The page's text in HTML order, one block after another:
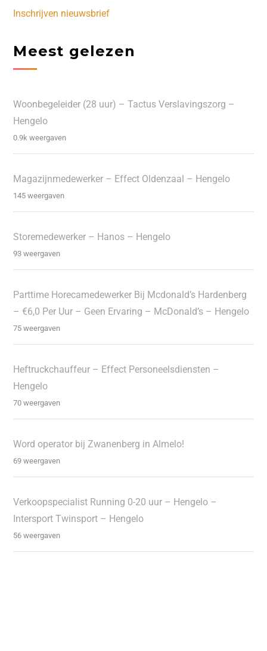
Inschrijven nieuwsbrief
Meest gelezen
Woonbegeleider (28 uur) – Tactus Verslavingszorg –
Hengelo
0.9k weergaven
Magazijnmedewerker – Effect Oldenzaal – Hengelo
145 weergaven
Storemedewerker – Hanos – Hengelo
93 weergaven
Parttime Horecamedewerker Bij Mcdonald’s Hardenberg
– €6,0 Per Uur – Geen Ervaring – McDonald’s – Hengelo
75 weergaven
Heftruckchauffeur – Effect Personeelsdiensten –
Hengelo
70 weergaven
Word operator bij Zwanenberg in Almelo!
69 weergaven
Verkoopspecialist Running 0-20 uur – Hengelo –
Intersport Twinsport – Hengelo
56 weergaven